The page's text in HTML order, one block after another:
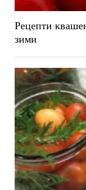
Рецепти
зими